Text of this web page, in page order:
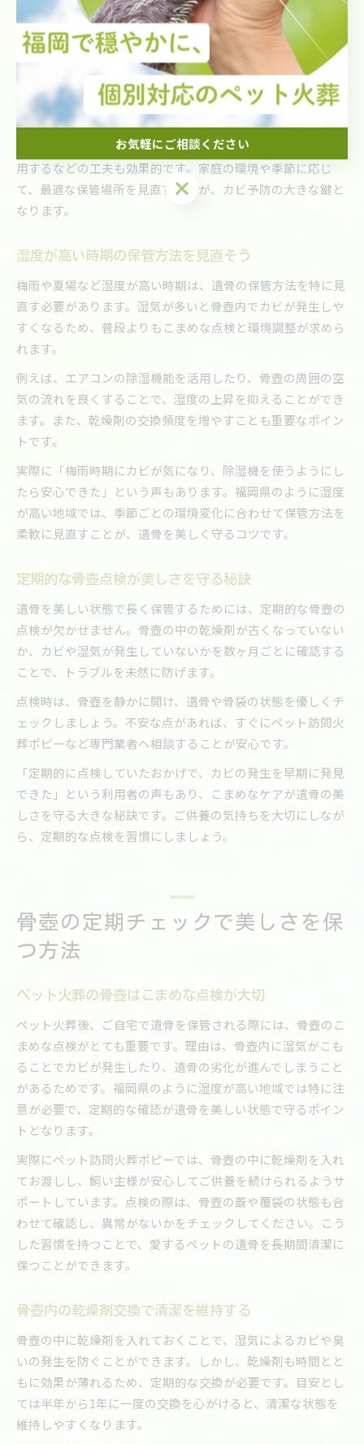
押入れや浴室などは湿気がこもりやすいため、避けた方が安
心です。
具体的には、リビングの棚や仏壇の上など、家族が日常的に
目にする場所に安置するケースが多く見られます。これによ
り、遺骨の状態をこまめに確認できるだけでなく、供養の気
持ちも自然と続けやすくなります。
また、骨壺の下に除湿シートを敷く、エアコンや除湿器を活
用するなどの工夫も効果的です。家庭の環境や季節に応じ
て、最適な保管場所を見直すことが、カビ予防の大きな鍵と
なります。
湿度が高い時期の保管方法を見直そう
梅雨や夏場など湿度が高い時期は、遺骨の保管方法を特に見
直す必要があります。湿気が多いと骨壺内でカビが発生しや
すくなるため、普段よりもこまめな点検と環境調整が求めら
れます。
例えば、エアコンの除湿機能を活用したり、骨壺の周囲の空
気の流れを良くすることで、湿度の上昇を抑えることができ
ます。また、乾燥剤の交換頻度を増やすことも重要なポイン
トです。
実際に「梅雨時期にカビが気になり、除湿機を使うようにし
たら安心できた」という声もあります。福岡県のように湿度
が高い地域では、季節ごとの環境変化に合わせて保管方法を
柔軟に見直すことが、遺骨を美しく守るコツです。
定期的な骨壺点検が美しさを守る秘訣
遺骨を美しい状態で長く保管するためには、定期的な骨壺の
点検が欠かせません。骨壺の中の乾燥剤が古くなっていない
か、カビや湿気が発生していないかを数ヶ月ごとに確認する
ことで、トラブルを未然に防げます。
点検時は、骨壺を静かに開け、遺骨や骨袋の状態を優しくチ
ェックしましょう。不安な点があれば、すぐにペット訪問火
葬ポピーなど専門業者へ相談することが安心です。
「定期的に点検していたおかげで、カビの発生を早期に発見
できた」という利用者の声もあり、こまめなケアが遺骨の美
しさを守る大きな秘訣です。ご供養の気持ちを大切にしなが
ら、定期的な点検を習慣にしましょう。
骨壺の定期チェックで美しさを保
つ方法
ペット火葬の骨壺はこまめな点検が大切
ペット火葬後、ご自宅で遺骨を保管される際には、骨壺のこ
まめな点検がとても重要です。理由は、骨壺内に湿気がこも
ることでカビが発生したり、遺骨の劣化が進んでしまうこと
があるためです。福岡県のように湿度が高い地域では特に注
意が必要で、定期的な確認が遺骨を美しい状態で守るポイン
トとなります。
実際にペット訪問火葬ポピーでは、骨壺の中に乾燥剤を入れ
てお渡しし、飼い主様が安心してご供養を続けられるようサ
ポートしています。点検の際は、骨壺の蓋や覆袋の状態も合
わせて確認し、異常がないかをチェックしてください。こう
した習慣を持つことで、愛するペットの遺骨を長期間清潔に
保つことができます。
骨壺内の乾燥剤交換で清潔を維持する
骨壺の中に乾燥剤を入れておくことで、湿気によるカビや臭
いの発生を防ぐことができます。しかし、乾燥剤も時間とと
もに効果が薄れるため、定期的な交換が必要です。目安とし
ては半年から1年に一度の交換を心がけると、清潔な状態を
維持しやすくなります。
お気軽にご相談ください
お気軽にご相談ください